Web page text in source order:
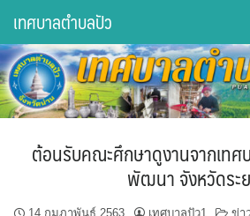
content
DWQA Ask Question
DWQA Questions
กองการศึกษา
เทศบาลตำบลปัว
ต้อนรับคณะศึกษาดูงานจากเทศ
พัฒนา จังหวัดระ
14 กุมภาพันธ์ 2563 เทศบาลปัว1 ข่า